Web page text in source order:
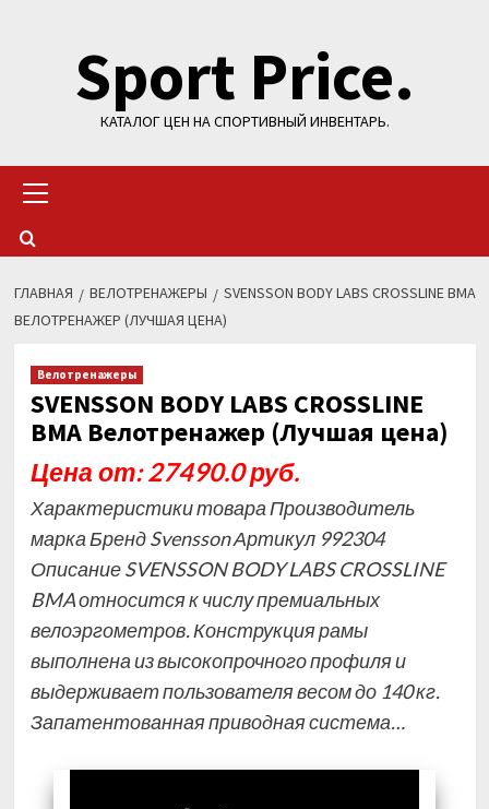
содержимомуSport Price.
КАТАЛОГ ЦЕН НА СПОРТИВНЫЙ ИНВЕНТАРЬ.
меню
ГЛАВНАЯ ВЕЛОТРЕНАЖЕРЫ
SVENSSON BODY LABS CROSSLINE BMA
ВЕЛОТРЕНАЖЕР (ЛУЧШАЯ ЦЕНА)
Велотренажеры
SVENSSON BODY LABS CROSSLINE
BMA Велотренажер (Лучшая цена)
Цена от: 27490.0 руб.
Характеристики товара Производитель
марка Бренд Svensson Артикул 992304
Описание SVENSSON BODY LABS CROSSLINE
BMA относится к числу премиальных
велоэргометров. Конструкция рамы
выполнена из высокопрочного профиля и
выдерживает пользователя весом до 140 кг.
Запатентованная приводная система…